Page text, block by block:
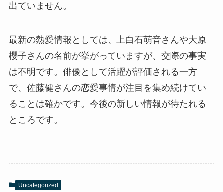
出ていません。
最新の熱愛情報としては、上白石萌音さんや大原
櫻子さんの名前が挙がっていますが、交際の事実
は不明です。俳優として活躍が評価される一方
で、佐藤健さんの恋愛事情が注目を集め続けてい
ることは確かです。今後の新しい情報が待たれる
ところです。
Uncategorized